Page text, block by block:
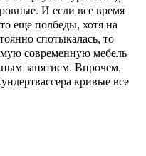
И если все время
еще полбеды, хотя на
спотыкалась, то
современную мебель
занятием. Впрочем,
кривые все